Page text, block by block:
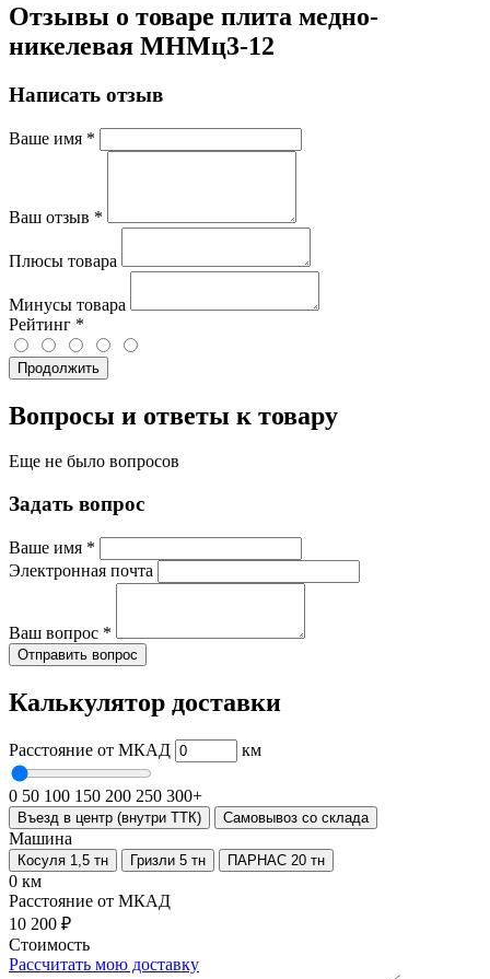
Отзывы о товаре плита медно-
никелевая МНМц3-12
Написать отзыв
Ваше имя *
Ваш отзыв *
Плюсы товара
Минусы товара
Рейтинг *
Продолжить
Вопросы и ответы к товару
Еще не было вопросов
Задать вопрос
Ваше имя *
Электронная почта
Ваш вопрос *
Отправить вопрос
Калькулятор доставки
Расстояние от МКАД км
0 50 100 150 200 250 300+
Въезд в центр (внутри ТТК) Самовывоз со склада
Машина
Косуля 1,5 тн Гризли 5 тн ПАРНАС 20 тн
0 км
Расстояние от МКАД
10 200 ₽
Стоимость
Рассчитать мою доставку